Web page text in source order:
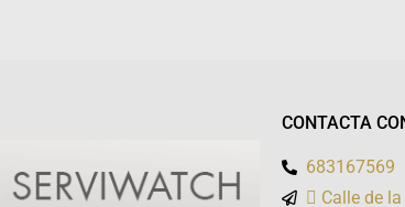
CONTACTA
683167569
 Calle de